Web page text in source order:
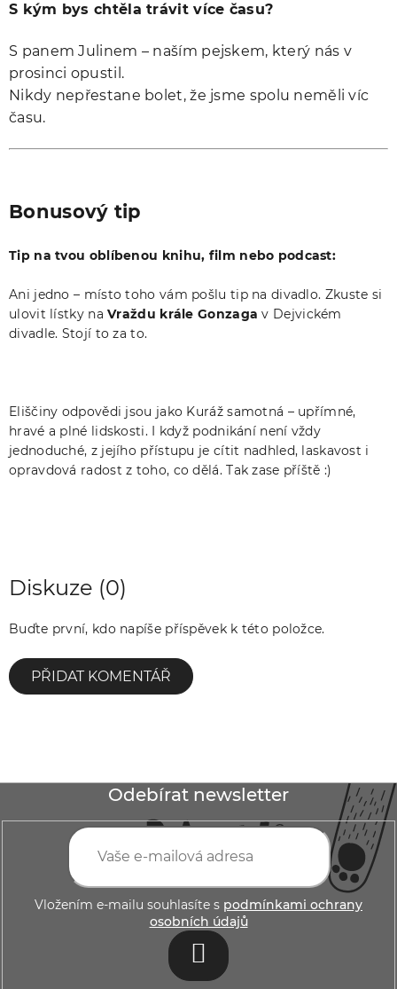
S kým bys chtěla trávit více času?
S panem Julinem – naším pejskem, který nás v
prosinci opustil.
Nikdy nepřestane bolet, že jsme spolu neměli víc
času.
Bonusový tip
Tip na tvou oblíbenou knihu, film nebo podcast:
Ani jedno – místo toho vám pošlu tip na divadlo. Zkuste si
ulovit lístky naVraždu krále Gonzaga v Dejvickém
divadle. Stojí to za to.
Eliščiny odpovědi jsou jako Kuráž samotná – upřímné,
hravé a plné lidskosti. I když podnikání není vždy
jednoduché, z jejího přístupu je cítit nadhled, laskavost i
opravdová radost z toho, co dělá. Tak zase příště :)
Diskuze (0)
Buďte první, kdo napíše příspěvek k této položce.
PŘIDAT KOMENTÁŘ
á
Odebírat newsletter
Vložením e-mailu souhlasíte s podmínkami ochrany
osobních údajů
PŘIHLÁSIT
SE